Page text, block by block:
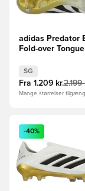
adidas Predator
Fold-over Tongue
SG
Fra 1.209 kr.2.199
Mange størrelser
Åbner en
-40%